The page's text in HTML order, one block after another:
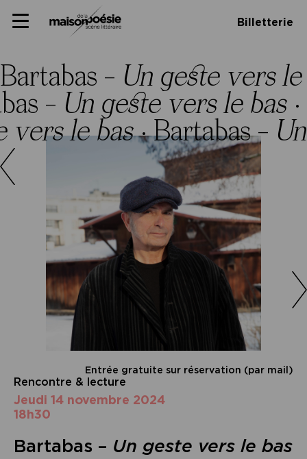
Panneau de gestion des cookies
to
littéraire
Primary
Billetterie
Bartabas – Un geste vers
– Un geste vers le bas ·
vers le bas·Bartabas –
Entrée gratuite sur réservation (par mail)
Rencontre & lecture
jeudi 14 novembre 2024
18h30
Bartabas – Un geste vers le bas